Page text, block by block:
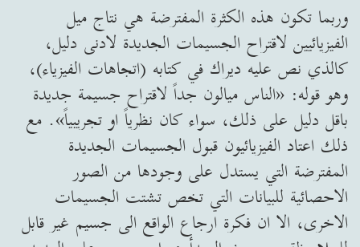
وربما تكون هذه الكثرة المفترضة هي نتاج ميل
الفيزيائيين لاقتراح الجسيمات الجديدة لادنى دليل،
كالذي نص عليه ديراك في كتابه (اتجاهات الفيزياء)،
وهو قوله: «الناس ميالون جداً لاقتراح جسيمة جديدة
باقل دليل على ذلك، سواء كان نظرياً او تجريبياً». مع
ذلك اعتاد الفيزيائيون قبول الجسيمات الجديدة
المفترضة التي يستدل على وجودها من الصور
الاحصائية للبيانات التي تخص تشتت الجسيمات
الاخرى، الا ان فكرة ارجاع الواقع الى جسيم غير قابل